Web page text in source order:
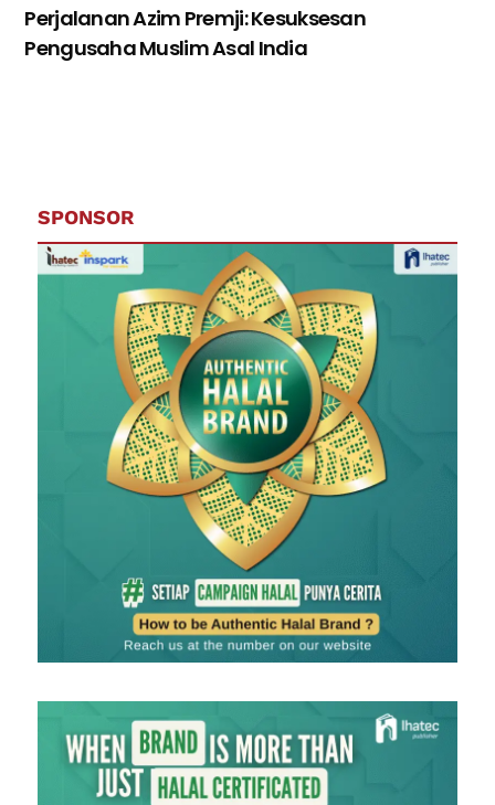
Perjalanan Azim Premji: Kesuksesan
Pengusaha Muslim Asal India
SPONSOR